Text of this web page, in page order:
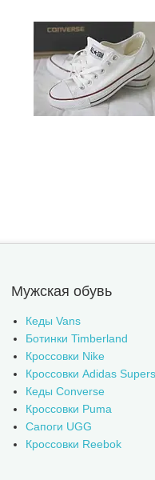
Мужская обувь
Кеды Vans
Ботинки Timberland
Кроссовки Nike
Кроссовки Adidas
Кеды Converse
Кроссовки Puma
Сапоги UGG
Кроссовки Reebok